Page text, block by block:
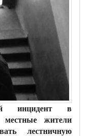
инцидент в
местные жители
лестничную